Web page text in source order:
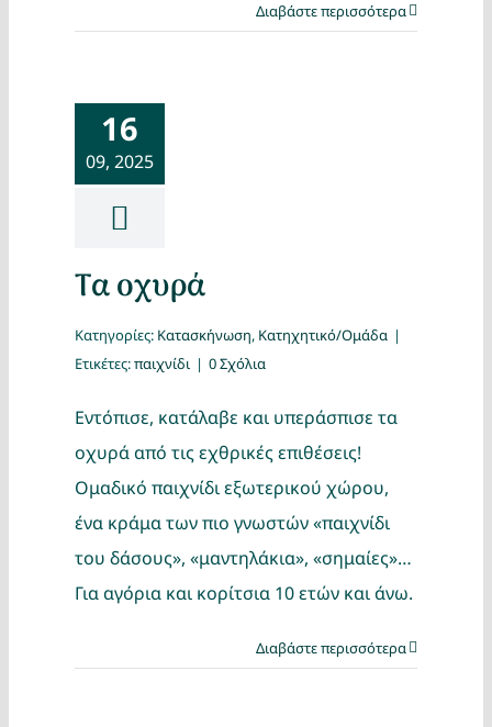
Διαβάστε περισσότερα
16
09, 2025
Τα οχυρά
Κατηγορίες: Κατασκήνωση, Κατηχητικό/Ομάδα |
Ετικέτες:παιχνίδι | 0 Σχόλια
Εντόπισε, κατάλαβε και υπεράσπισε τα
οχυρά από τις εχθρικές επιθέσεις!
Ομαδικό παιχνίδι εξωτερικού χώρου,
ένα κράμα των πιο γνωστών «παιχνίδι
του δάσους», «μαντηλάκια», «σημαίες»…
Για αγόρια και κορίτσια 10 ετών και άνω.
Διαβάστε περισσότερα